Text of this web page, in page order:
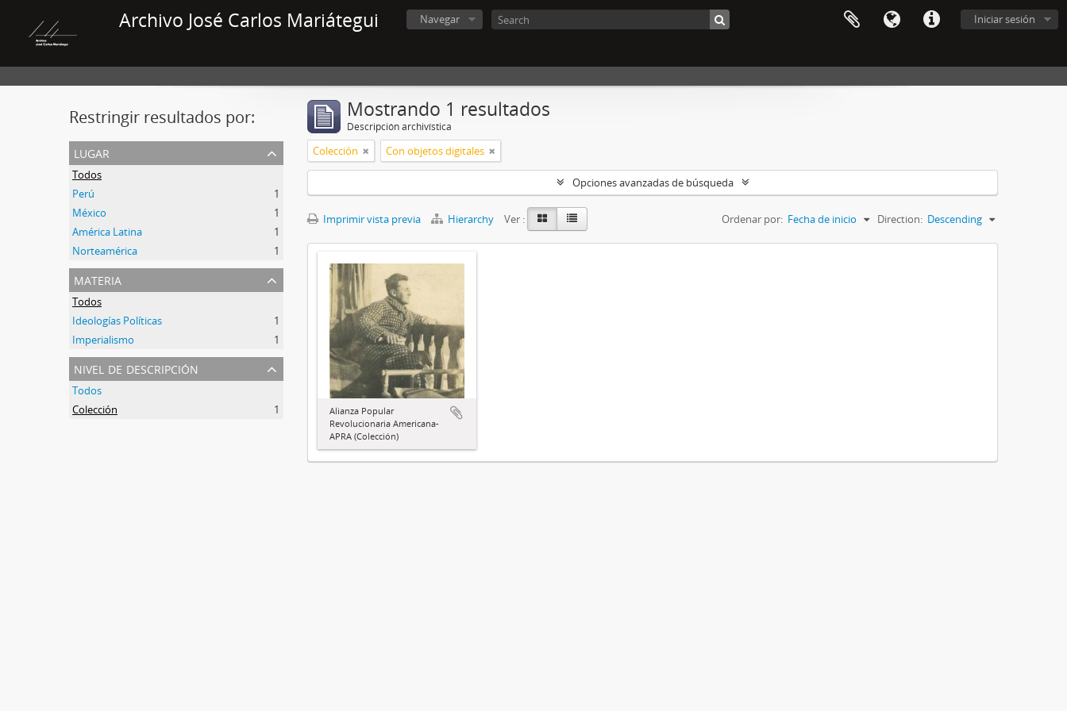
Archivo José Carlos Mariátegui Iniciar sesión
Navegar
Restringir resultados por:
lugar
Todos
Perú
1
México
1
América Latina
1
Norteamérica
1
materia
Todos
Ideologías Políticas
1
Imperialismo
1
nivel de descripción
Todos
Colección
1
Mostrando 1 resultados
Descripción archivística
Colección Con objetos digitales
Opciones avanzadas de búsqueda
Imprimir vista previa Hierarchy Ver : Ordenar por: Fecha de inicio Direction: Descending
Alianza Popular
Revolucionaria Americana-
APRA (Colección)